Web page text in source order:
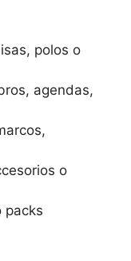
polos o
agendas,
o
packs